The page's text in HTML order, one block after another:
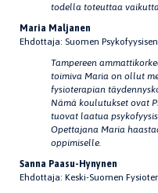
todella toteuttaa
Maria Maljanen
Ehdottaja: Suomen
Tampereen
toimiva Maria on ollut
fysioterapian
Nämä koulutukset ovat
tuovat laatua
Opettajana Maria
oppimiselle.
Sanna Paasu-Hynynen
Ehdottaja: Keski-Suomen